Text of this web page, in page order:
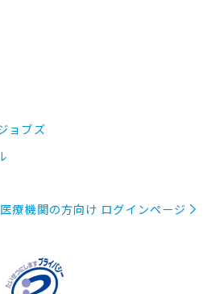
ョブズ
医療機関の方向け ログインページ